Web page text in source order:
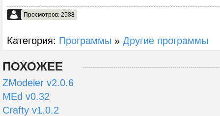
Просмотров: 2588
Категория: Программы » Другие программы
ПОХОЖЕЕ
ZModeler v2.0.6
MEd v0.32
Crafty v1.0.2